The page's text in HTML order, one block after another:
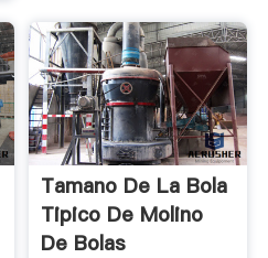
Tamano De La Bola
Tipico De Molino
De Bolas